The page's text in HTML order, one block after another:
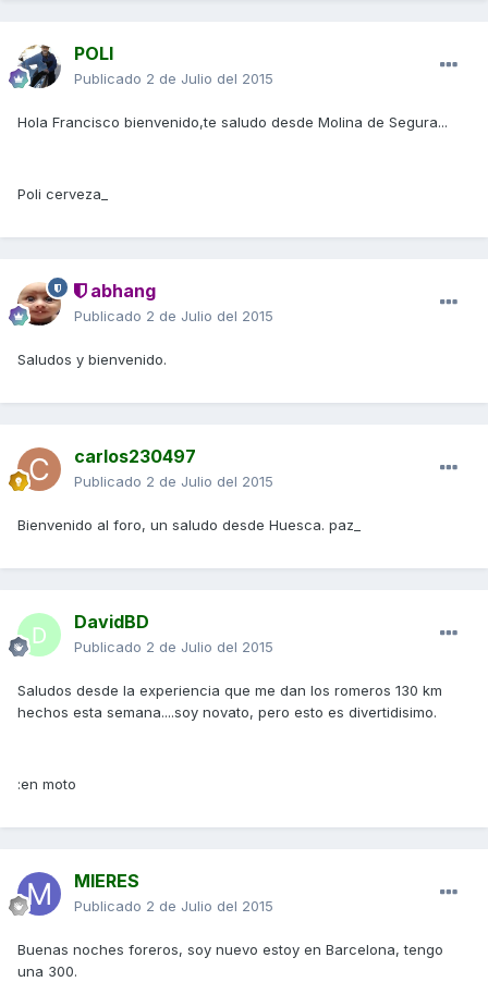
POLI
Publicado 2 de Julio del 2015
Hola Francisco bienvenido,te saludo desde Molina de Segura...
Poli cerveza_
abhang
Publicado 2 de Julio del 2015
Saludos y bienvenido.
carlos230497
Publicado 2 de Julio del 2015
Bienvenido al foro, un saludo desde Huesca. paz_
DavidBD
Publicado 2 de Julio del 2015
Saludos desde la experiencia que me dan los romeros 130 km
hechos esta semana....soy novato, pero esto es divertidisimo.
:en moto
MIERES
Publicado 2 de Julio del 2015
Buenas noches foreros, soy nuevo estoy en Barcelona, tengo
una 300.